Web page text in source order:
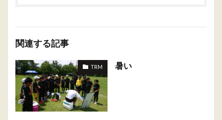
関連する記事
TRM 暑い